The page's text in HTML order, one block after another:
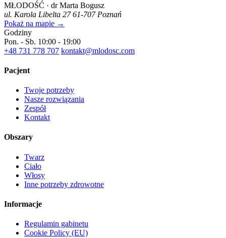
MŁODOŚĆ · dr Marta Bogusz
ul. Karola Libelta 27 61-707 Poznań
Pokaż na mapie →
Godziny
Pon. - Sb. 10:00 - 19:00
+48 731 778 707 kontakt@mlodosc.com
Pacjent
Twoje potrzeby
Nasze rozwiązania
Zespół
Kontakt
Obszary
Twarz
Ciało
Włosy
Inne potrzeby zdrowotne
Informacje
Regulamin gabinetu
Cookie Policy (EU)